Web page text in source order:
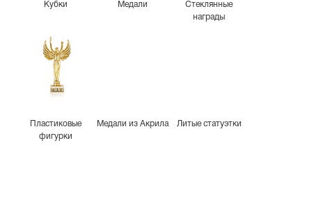
Кубки Медали
Стеклянные
награды
Пластиковые
фигурки
Медали из Акрила Литые статуэтки